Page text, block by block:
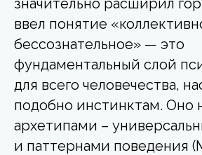
значительно расширил
ввел понятие
бессознательное» — это
фундаментальный слой
для всего человечества,
подобно инстинктам. Оно
архетипами –
и паттернами поведения